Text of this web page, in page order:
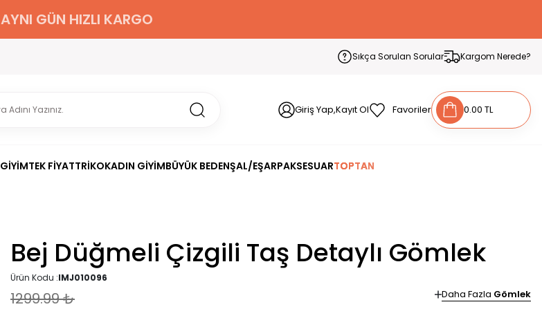
AYNI GÜN HIZLI KARGO
Sıkça Sorulan Sorular Kargom Nerede?
Giriş Yap,Kayıt Ol Favoriler 0.00 TL
TEK FİYATTRİKOKADIN GİYİMBÜYÜK BEDENŞAL/EŞARPAKSESUARTOPTAN
Bej Düğmeli Çizgili Taş Detaylı Gömlek
Ürün Kodu :IMJ010096
1299.99₺ Daha Fazla Gömlek